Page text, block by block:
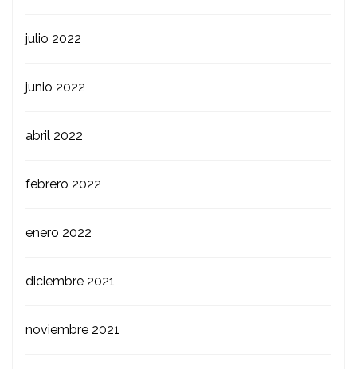
julio 2022
junio 2022
abril 2022
febrero 2022
enero 2022
diciembre 2021
noviembre 2021